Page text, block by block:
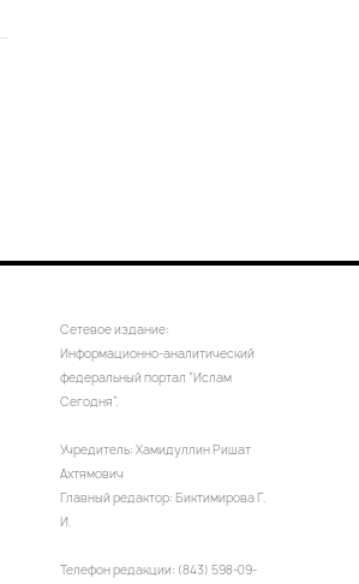
Сетевое издание:
Информационно-аналитический
федеральный портал “Ислам
Сегодня”.
Учредитель: Хамидуллин Ришат
Ахтямович
Главный редактор: Биктимирова Г.
И.
Телефон редакции: (843) 598-09-